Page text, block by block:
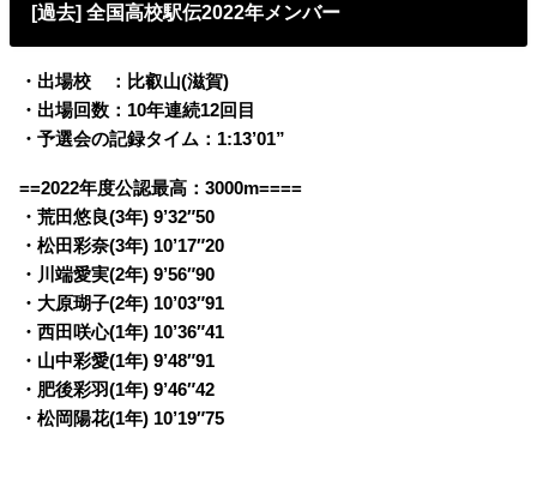
[過去] 全国高校駅伝2022年メンバー
・出場校 ：比叡山(滋賀)
・出場回数：10年連続12回目
・予選会の記録タイム：1:13’01”
==2022年度公認最高：3000m====
・荒田悠良(3年) 9’32″50
・松田彩奈(3年) 10’17″20
・川端愛実(2年) 9’56″90
・大原瑚子(2年) 10’03″91
・西田咲心(1年) 10’36″41
・山中彩愛(1年) 9’48″91
・肥後彩羽(1年) 9’46″42
・松岡陽花(1年) 10’19″75